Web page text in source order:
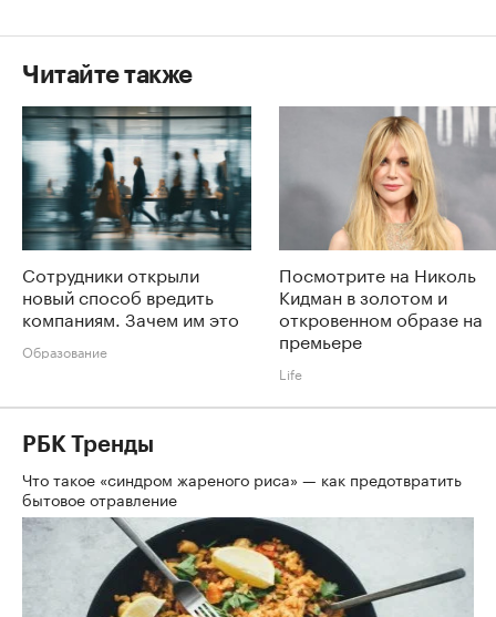
Читайте также
Сотрудники открыли
новый способ вредить
компаниям. Зачем им это
Образование
Посмотрите на Николь
Кидман в золотом и
откровенном образе на
премьере
Life
РБК Тренды
Что такое «синдром жареного риса» — как предотвратить
бытовое отравление